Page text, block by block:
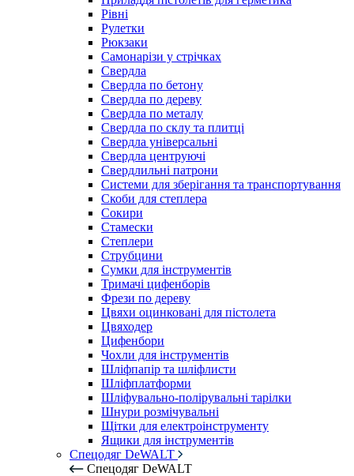
Рівні
Рулетки
Рюкзаки
Самонарізи у стрічках
Свердла
Свердла по бетону
Свердла по дереву
Свердла по металу
Свердла по склу та плитці
Свердла універсальні
Свердла центруючі
Свердлильні патрони
Системи для зберігання та транспортування
Скоби для степлера
Сокири
Стамески
Степлери
Струбцини
Сумки для інструментів
Тримачі цифенборів
Фрези по дереву
Цвяхи оцинковані для пістолета
Цвяходер
Цифенбори
Чохли для інструментів
Шліфпапір та шліфлисти
Шліфплатформи
Шліфувально-полірувальні тарілки
Шнури розмічувальні
Щітки для електроінструменту
Ящики для інструментів
Спецодяг DeWALT
Спецодяг DeWALT